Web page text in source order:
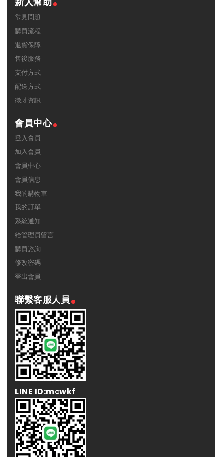
常見問題
購買流程
退貨保障
售後服務
支付方式
配送方式
徵才資訊
會員中心
登入會員
加入會員
會員中心
會員信息
我的購物車
我的訂單
系統通知
給管理員留言
購買諮詢
修改密碼
登出會員
聯繫客服人員
LINE ID:mcwkf